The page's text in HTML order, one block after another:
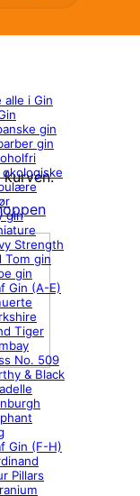
kurven.
alle i Gin
gin
gin
økologiske
gin
Strength
Tom gin
gin
Gin (A-E)
Tiger
No. 509
& Black
Gin (F-H)
Pillars